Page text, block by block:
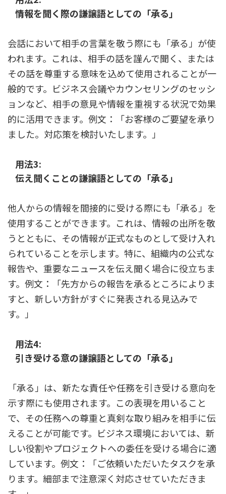
情報を聞く際の謙譲語としての「承る」
会話において相手の言葉を敬う際にも「承る」が使
われます。これは、相手の話を謹んで聞く、または
その話を尊重する意味を込めて使用されることが一
般的です。ビジネス会議やカウンセリングのセッシ
ョンなど、相手の意見や情報を重視する状況で効果
的に活用できます。例文：「お客様のご要望を承り
ました。対応策を検討いたします。」
用法3:
伝え聞くことの謙譲語としての「承る」
他人からの情報を間接的に受ける際にも「承る」を
使用することができます。これは、情報の出所を敬
うとともに、その情報が正式なものとして受け入れ
られていることを示します。特に、組織内の公式な
報告や、重要なニュースを伝え聞く場合に役立ちま
す。例文：「先方からの報告を承るところによりま
すと、新しい方針がすぐに発表される見込みで
す。」
用法4:
引き受ける意の謙譲語としての「承る」
「承る」は、新たな責任や任務を引き受ける意向を
示す際にも使用されます。この表現を用いること
で、その任務への尊重と真剣な取り組みを相手に伝
えることが可能です。ビジネス環境においては、新
しい役割やプロジェクトへの委任を受ける場合に適
しています。例文：「ご依頼いただいたタスクを承
ります。細部まで注意深く対応させていただきま